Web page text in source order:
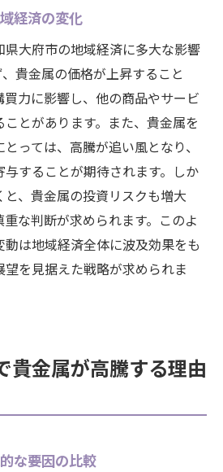
経済の変化
大府市の地域経済に多大な影響
貴金属の価格が上昇すること
力に影響し、他の商品やサービ
とがあります。また、貴金属を
っては、高騰が追い風となり、
することが期待されます。しか
と、貴金属の投資リスクも増大
な判断が求められます。このよ
動は地域経済全体に波及効果をも
を見据えた戦略が求められま
貴金属が高騰する理由
な要因の比較